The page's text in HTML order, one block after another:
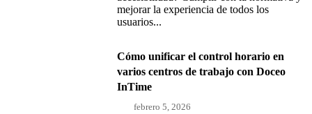
mejorar la experiencia de todos los
usuarios...
Cómo unificar el control horario en
varios centros de trabajo con Doceo
InTime
febrero 5, 2026